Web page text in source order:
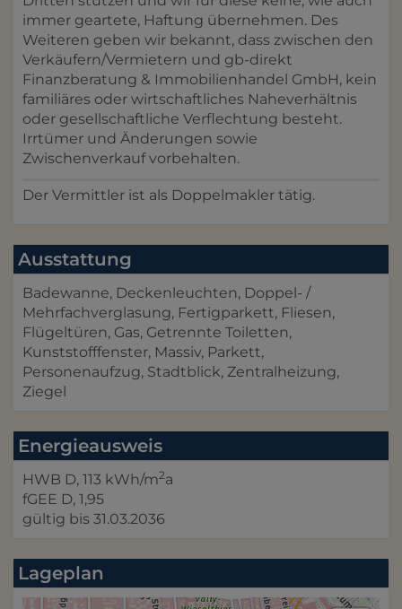
immer geartete, Haftung übernehmen. Des
Weiteren geben wir bekannt, dass zwischen den
Verkäufern/Vermietern und gb-direkt
Finanzberatung & Immobilienhandel GmbH, kein
familiäres oder wirtschaftliches Naheverhältnis
oder gesellschaftliche Verflechtung besteht.
Irrtümer und Änderungen sowie
Zwischenverkauf vorbehalten.
Der Vermittler ist als Doppelmakler tätig.
Ausstattung
Badewanne Deckenleuchten Doppel- /
Mehrfachverglasung Fertigparkett Fliesen
Flügeltüren Gas Getrennte Toiletten
Kunststofffenster Massiv Parkett
Personenaufzug Stadtblick Zentralheizung
Ziegel
Energieausweis
HWB D, 113 kWh/m2a
fGEE D, 1,95
gültig bis 31.03.2036
Lageplan